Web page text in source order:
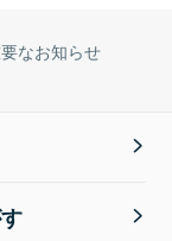
なお知らせ